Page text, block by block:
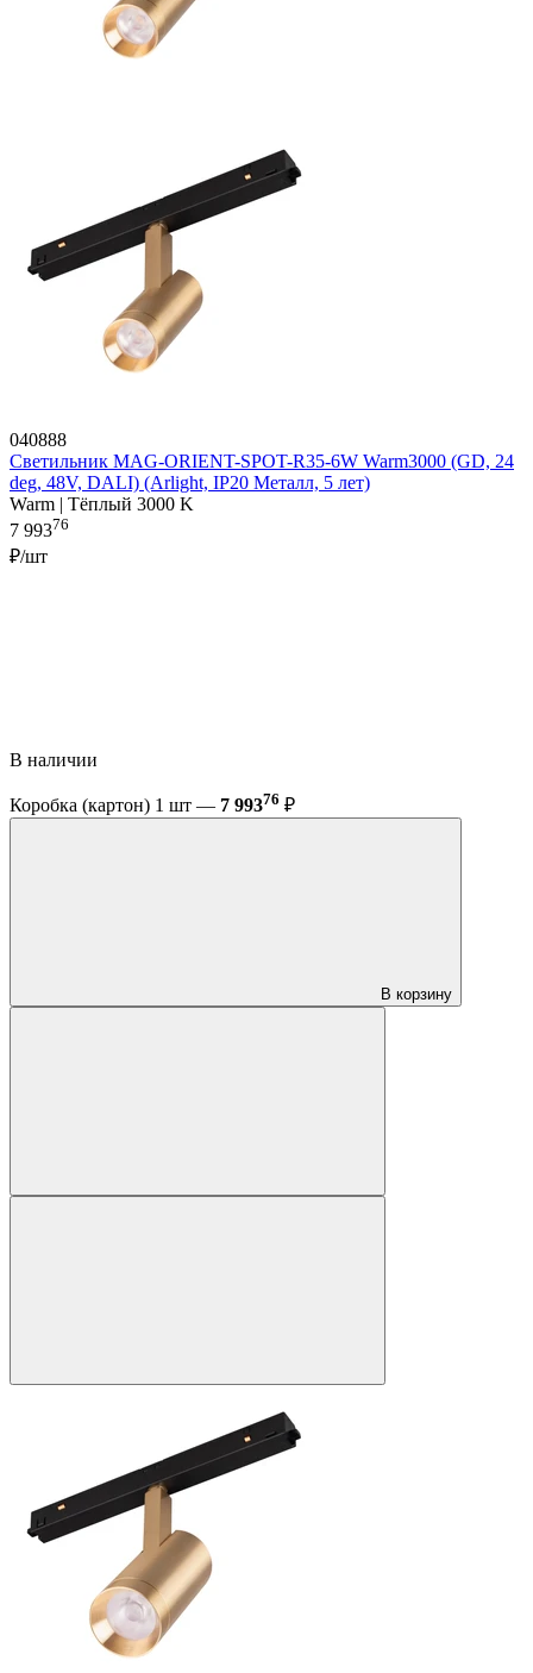
040888
Светильник MAG-ORIENT-SPOT-R35-6W Warm3000 (GD, 24
deg, 48V, DALI) (Arlight, IP20 Металл, 5 лет)
Warm | Тёплый 3000 K
7 99376
₽/шт
В наличии
Коробка (картон) 1 шт — 7 99376 ₽
В корзину